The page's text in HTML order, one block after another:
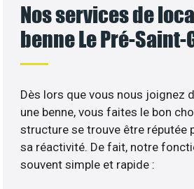
Nos services de
benne Le Pré-
Dès lors que vous nous joignez
une benne, vous faites le bon
structure se trouve être réputée
sa réactivité. De fait, notre
souvent simple et rapide :